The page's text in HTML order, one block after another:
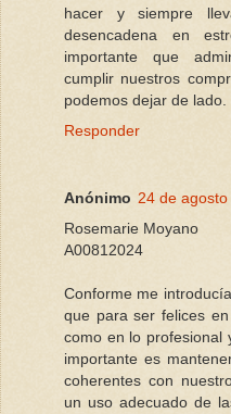
hacer y siempre
desencadena en
importante que
cumplir nuestros
podemos dejar de lado.
Responder
Anónimo 24 de
Rosemarie Moyano
A00812024
Conforme me
que para ser felices
como en lo profesional
importante es
coherentes con
un uso adecuado de